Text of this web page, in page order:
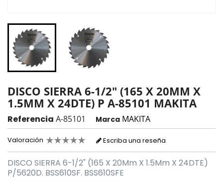
DISCO SIERRA 6-1/2" (165 X 20MM X
1.5MM X 24DTE) P A-85101 MAKITA
Referencia A-85101 Marca MAKITA
Valoración Escriba una reseña
DISCO SIERRA 6-1/2" (165 X 20Mm X 1.5Mm X 24DTE)
P/5620D. BSS610SF. BSS610SFE